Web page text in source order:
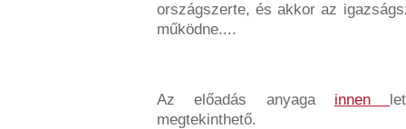
országszerte, és akkor az
működne....
Az előadás anyaga innen
megtekinthető.